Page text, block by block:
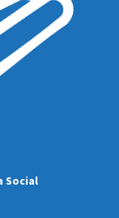
Social